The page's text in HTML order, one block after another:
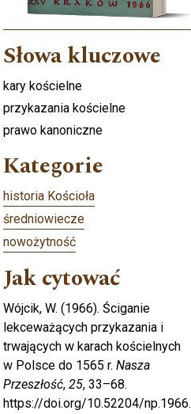
Słowa kluczowe
kary kościelne
przykazania kościelne
prawo kanoniczne
Kategorie
historia Kościoła
średniowiecze
nowożytność
Jak cytować
Wójcik, W. (1966). Ściganie
lekceważących przykazania i
trwających w karach kościelnych
w Polsce do 1565 r. Nasza
Przeszłość, 25, 33–68.
https://doi.org/10.52204/np.1966.